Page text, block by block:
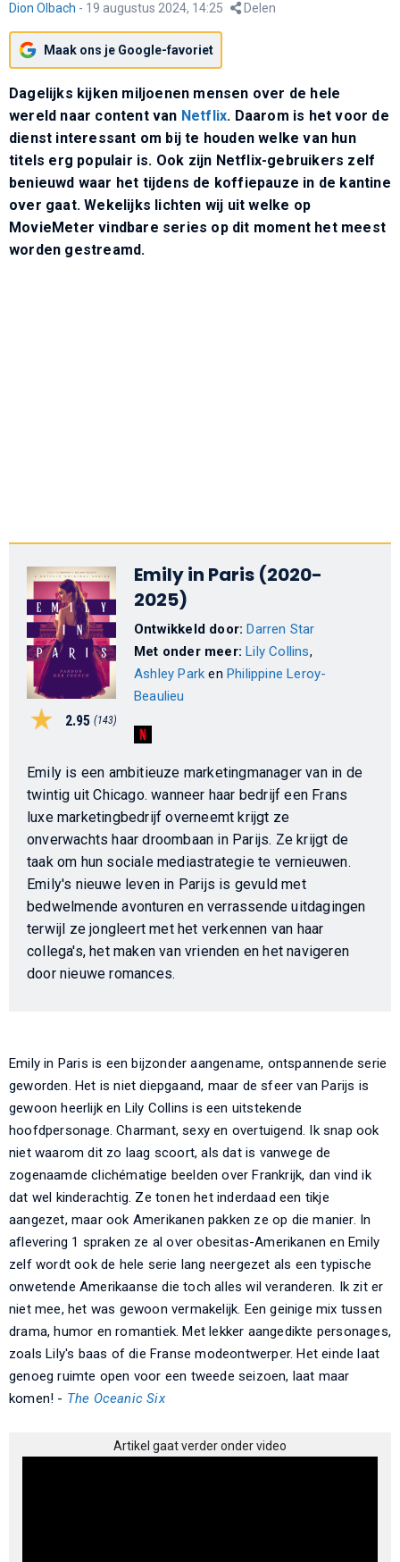
Dion Olbach - 19 augustus 2024, 14:25 Delen
Maak ons je Google-favoriet
Dagelijks kijken miljoenen mensen over de hele
wereld naar content van Netflix. Daarom is het voor de
dienst interessant om bij te houden welke van hun
titels erg populair is. Ook zijn Netflix-gebruikers zelf
benieuwd waar het tijdens de koffiepauze in de kantine
over gaat. Wekelijks lichten wij uit welke op
MovieMeter vindbare series op dit moment het meest
worden gestreamd.
2.95 (143)
Emily in Paris (2020-
2025)
Ontwikkeld door:Darren Star
Met onder meer:Lily Collins,
Ashley Park enPhilippine Leroy-
Beaulieu
Emily is een ambitieuze marketingmanager van in de
twintig uit Chicago. wanneer haar bedrijf een Frans
luxe marketingbedrijf overneemt krijgt ze
onverwachts haar droombaan in Parijs. Ze krijgt de
taak om hun sociale mediastrategie te vernieuwen.
Emily's nieuwe leven in Parijs is gevuld met
bedwelmende avonturen en verrassende uitdagingen
terwijl ze jongleert met het verkennen van haar
collega's, het maken van vrienden en het navigeren
door nieuwe romances.
Emily in Paris is een bijzonder aangename, ontspannende serie
geworden. Het is niet diepgaand, maar de sfeer van Parijs is
gewoon heerlijk en Lily Collins is een uitstekende
hoofdpersonage. Charmant, sexy en overtuigend. Ik snap ook
niet waarom dit zo laag scoort, als dat is vanwege de
zogenaamde clichématige beelden over Frankrijk, dan vind ik
dat wel kinderachtig. Ze tonen het inderdaad een tikje
aangezet, maar ook Amerikanen pakken ze op die manier. In
aflevering 1 spraken ze al over obesitas-Amerikanen en Emily
zelf wordt ook de hele serie lang neergezet als een typische
onwetende Amerikaanse die toch alles wil veranderen. Ik zit er
niet mee, het was gewoon vermakelijk. Een geinige mix tussen
drama, humor en romantiek. Met lekker aangedikte personages,
zoals Lily's baas of die Franse modeontwerper. Het einde laat
genoeg ruimte open voor een tweede seizoen, laat maar
komen! - The Oceanic Six
Artikel gaat verder onder video